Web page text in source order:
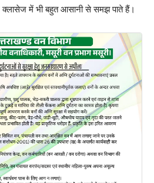
में भी बहुत आसानी से समझ पाते हैं।